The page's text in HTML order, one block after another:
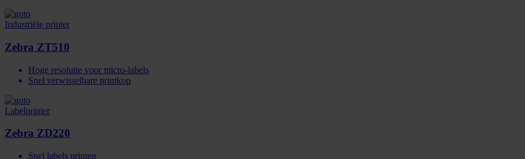
Industriële printer
Zebra ZT510
Hoge resolutie voor micro-labels
Snel verwisselbare printkop
Labelprinter
Zebra ZD220
Snel labels printen